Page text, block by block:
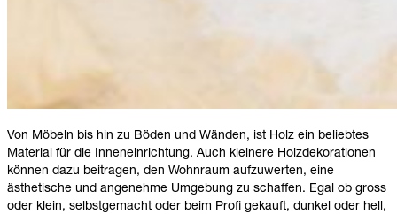
Von Möbeln bis hin zu Böden und Wänden, ist Holz ein beliebtes
Material für die Inneneinrichtung. Auch kleinere Holzdekorationen
können dazu beitragen, den Wohnraum aufzuwerten, eine
ästhetische und angenehme Umgebung zu schaffen. Egal ob gross
oder klein, selbstgemacht oder beim Profi gekauft, dunkel oder hell,